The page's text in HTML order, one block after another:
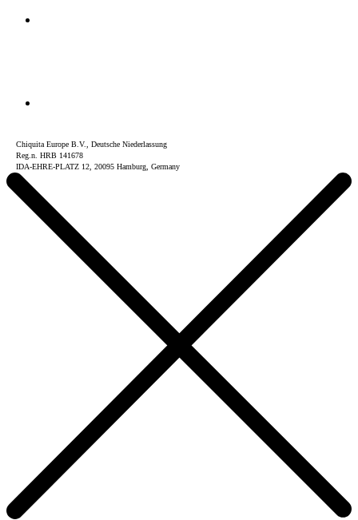
Chiquita Europe B.V., Deutsche Niederlassung
Reg.n. HRB 141678
IDA-EHRE-PLATZ 12, 20095 Hamburg, Germany